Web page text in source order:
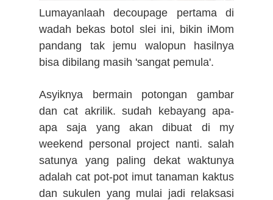
Lumayanlaah decoupage pertama di
wadah bekas botol slei ini, bikin iMom
pandang tak jemu walopun hasilnya
bisa dibilang masih 'sangat pemula'.
Asyiknya bermain potongan gambar
dan cat akrilik. sudah kebayang apa-
apa saja yang akan dibuat di my
weekend personal project nanti. salah
satunya yang paling dekat waktunya
adalah cat pot-pot imut tanaman kaktus
dan sukulen yang mulai jadi relaksasi